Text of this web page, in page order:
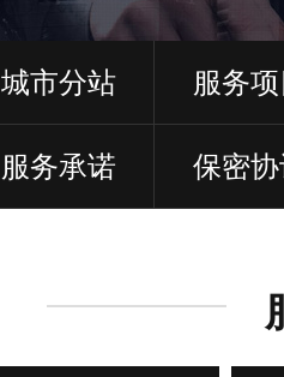
城市分站 服务项
服务承诺 保密协